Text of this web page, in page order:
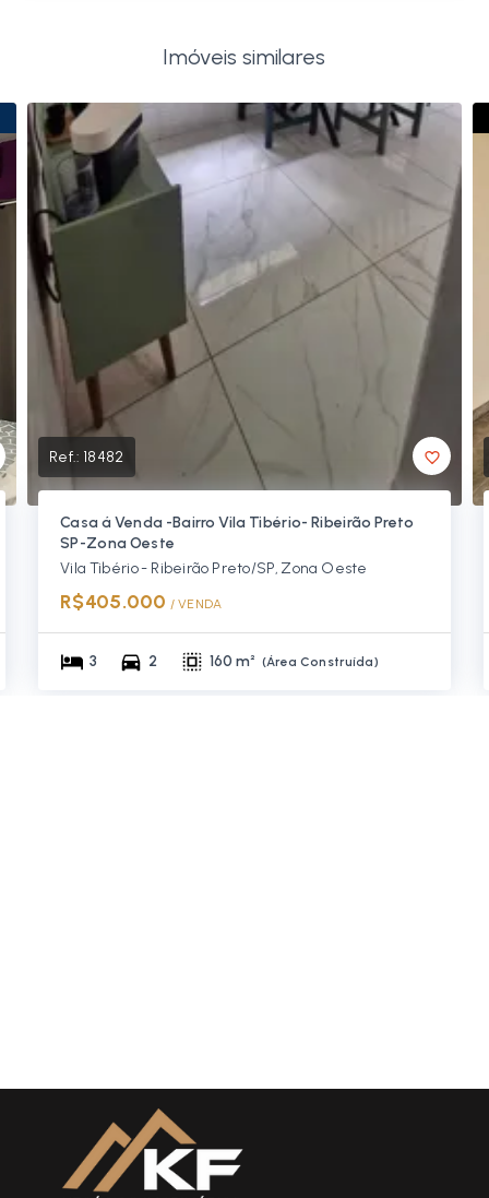
Imóveis similares
Ref.: 18482
Casa á Venda -Bairro Vila Tibério- Ribeirão Preto
SP-Zona Oeste
Vila Tibério - Ribeirão Preto/SP, Zona Oeste
R$405.000 / VENDA
3 2 160 m² (Área Construída)